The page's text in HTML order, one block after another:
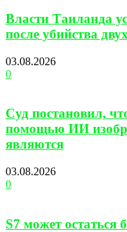
Власти Таиланда
после убийства
03.08.2026
0
Суд постановил,
помощью ИИ
являются
03.08.2026
0
S7 может остаться